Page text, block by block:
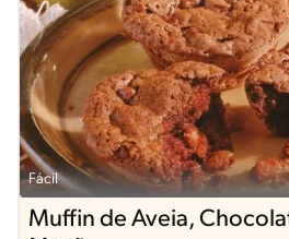
Fácil
Muffin de Aveia,